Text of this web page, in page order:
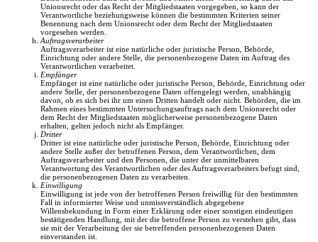
Unionsrecht oder das Recht der Mitgliedstaaten vorgegeben, so kann der
Verantwortliche beziehungsweise können die bestimmten Kriterien seiner
Benennung nach dem Unionsrecht oder dem Recht der Mitgliedstaaten
vorgesehen werden.
Auftragsverarbeiter
Auftragsverarbeiter ist eine natürliche oder juristische Person, Behörde,
Einrichtung oder andere Stelle, die personenbezogene Daten im Auftrag des
Verantwortlichen verarbeitet.
Empfänger
Empfänger ist eine natürliche oder juristische Person, Behörde, Einrichtung oder
andere Stelle, der personenbezogene Daten offengelegt werden, unabhängig
davon, ob es sich bei ihr um einen Dritten handelt oder nicht. Behörden, die im
Rahmen eines bestimmten Untersuchungsauftrags nach dem Unionsrecht oder
dem Recht der Mitgliedstaaten möglicherweise personenbezogene Daten
erhalten, gelten jedoch nicht als Empfänger.
Dritter
Dritter ist eine natürliche oder juristische Person, Behörde, Einrichtung oder
andere Stelle außer der betroffenen Person, dem Verantwortlichen, dem
Auftragsverarbeiter und den Personen, die unter der unmittelbaren
Verantwortung des Verantwortlichen oder des Auftragsverarbeiters befugt sind,
die personenbezogenen Daten zu verarbeiten.
Einwilligung
Einwilligung ist jede von der betroffenen Person freiwillig für den bestimmten
Fall in informierter Weise und unmissverständlich abgegebene
Willensbekundung in Form einer Erklärung oder einer sonstigen eindeutigen
bestätigenden Handlung, mit der die betroffene Person zu verstehen gibt, dass
sie mit der Verarbeitung der sie betreffenden personenbezogenen Daten
einverstanden ist.